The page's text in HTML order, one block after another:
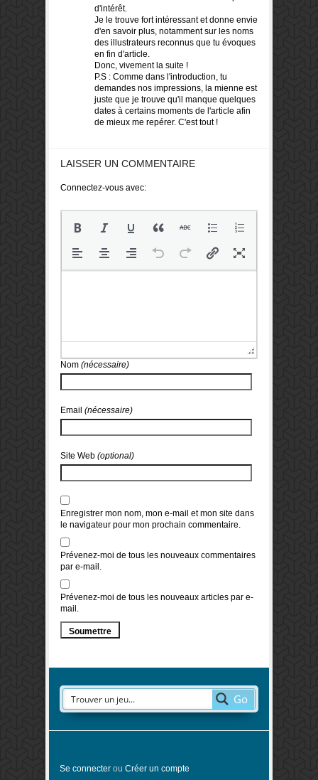
d'intérêt.
Je le trouve fort intéressant et donne envie
d'en savoir plus, notamment sur les noms
des illustrateurs reconnus que tu évoques
en fin d'article.
Donc, vivement la suite !
P.S : Comme dans l'introduction, tu
demandes nos impressions, la mienne est
juste que je trouve qu'il manque quelques
dates à certains moments de l'article afin
de mieux me repérer. C'est tout !
LAISSER UN COMMENTAIRE
Connectez-vous avec:
Nom (nécessaire)
Email (nécessaire)
Site Web (optional)
Enregistrer mon nom, mon e-mail et mon site dans
le navigateur pour mon prochain commentaire.
Prévenez-moi de tous les nouveaux commentaires
par e-mail.
Prévenez-moi de tous les nouveaux articles par e-
mail.
Go
Se connecter ou Créer un compte